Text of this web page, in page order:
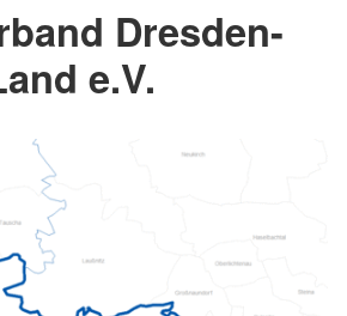
Dresden-
e.V.